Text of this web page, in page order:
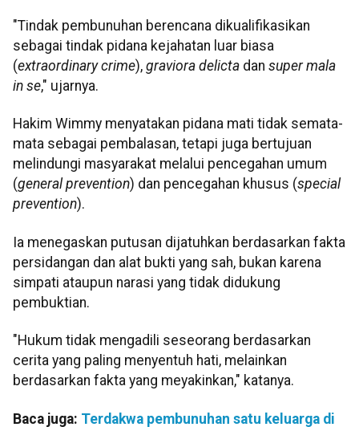
"Tindak pembunuhan berencana dikualifikasikan
sebagai tindak pidana kejahatan luar biasa
(extraordinary crime), graviora delicta dan super mala
in se," ujarnya.
Hakim Wimmy menyatakan pidana mati tidak semata-
mata sebagai pembalasan, tetapi juga bertujuan
melindungi masyarakat melalui pencegahan umum
(general prevention) dan pencegahan khusus (special
prevention).
Ia menegaskan putusan dijatuhkan berdasarkan fakta
persidangan dan alat bukti yang sah, bukan karena
simpati ataupun narasi yang tidak didukung
pembuktian.
"Hukum tidak mengadili seseorang berdasarkan
cerita yang paling menyentuh hati, melainkan
berdasarkan fakta yang meyakinkan," katanya.
Baca juga: Terdakwa pembunuhan satu keluarga di